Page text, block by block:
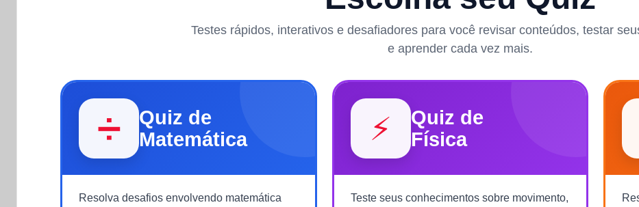
Testes rápidos, interativos e desafiadores para você revisar conteúdos, testar
e aprender cada vez mais.
➗
Quiz de
Matemática
Resolva desafios envolvendo matemática
⚡
Quiz de
Física
Teste seus conhecimentos sobre movimento,